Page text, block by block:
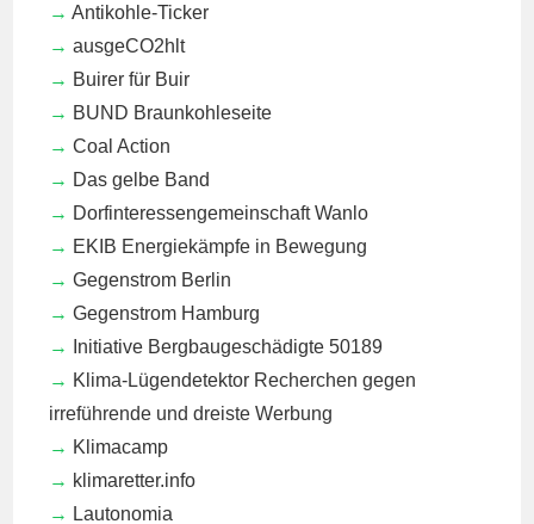
Antikohle-Ticker
ausgeCO2hlt
Buirer für Buir
BUND Braunkohleseite
Coal Action
Das gelbe Band
Dorfinteressengemeinschaft Wanlo
EKIB Energiekämpfe in Bewegung
Gegenstrom Berlin
Gegenstrom Hamburg
Initiative Bergbaugeschädigte 50189
Klima-Lügendetektor Recherchen gegen
irreführende und dreiste Werbung
Klimacamp
klimaretter.info
Lautonomia